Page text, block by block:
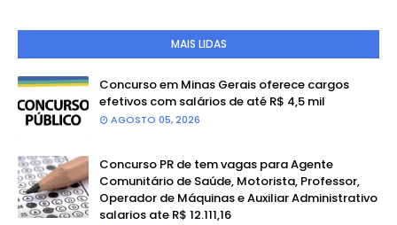
MAIS LIDAS
Concurso em Minas Gerais oferece cargos
efetivos com salários de até R$ 4,5 mil
AGOSTO 05, 2026
Concurso PR de tem vagas para Agente
Comunitário de Saúde, Motorista, Professor,
Operador de Máquinas e Auxiliar Administrativo
salarios ate R$ 12.111,16